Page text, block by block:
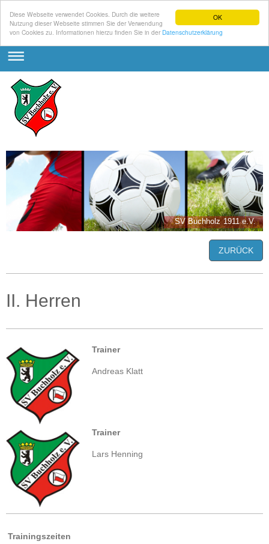
OK
Diese Webseite verwendet Cookies. Durch die weitere
Nutzung dieser Webseite stimmen Sie der Verwendung
von Cookies zu. Informationen hierzu finden Sie in der Datenschutzerklärung
SV Buchholz 1911 e.V.
ZURÜCK
II. Herren
Trainer
Andreas Klatt
Trainer
Lars Henning
Trainingszeiten